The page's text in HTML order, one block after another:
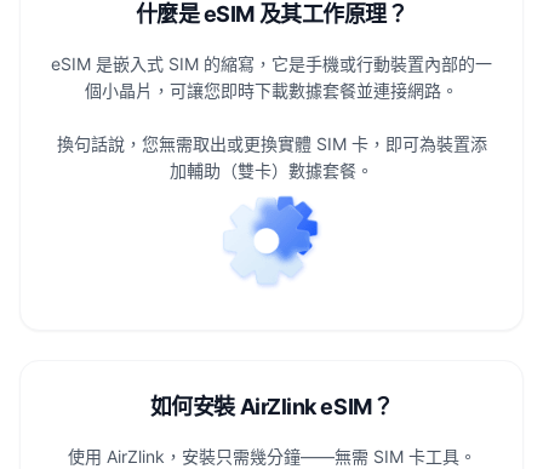
什麼是 eSIM 及其工作原理？
eSIM 是嵌入式 SIM 的縮寫，它是手機或行動裝置內部的一
個小晶片，可讓您即時下載數據套餐並連接網路。
換句話說，您無需取出或更換實體 SIM 卡，即可為裝置添
加輔助（雙卡）數據套餐。
如何安裝 AirZlink eSIM？
使用 AirZlink，安裝只需幾分鐘——無需 SIM 卡工具。